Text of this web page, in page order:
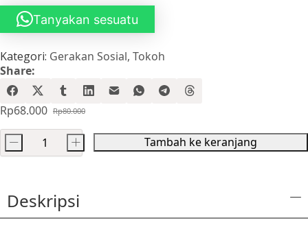
Rp80.000
Harga
aslinya
adalah:
Rp80.000.
Rp68.000
Harga
saat
ini
adalah:
Tanyakan sesuatu
Kuantitas
Bawah
-
- + Tambah ke keranjang
Kategori: Gerakan Sosial, Tokoh
Share:
Deskripsi